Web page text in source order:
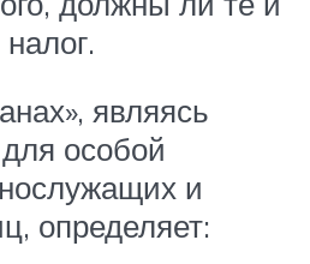
являясь
особой
и
определяет: